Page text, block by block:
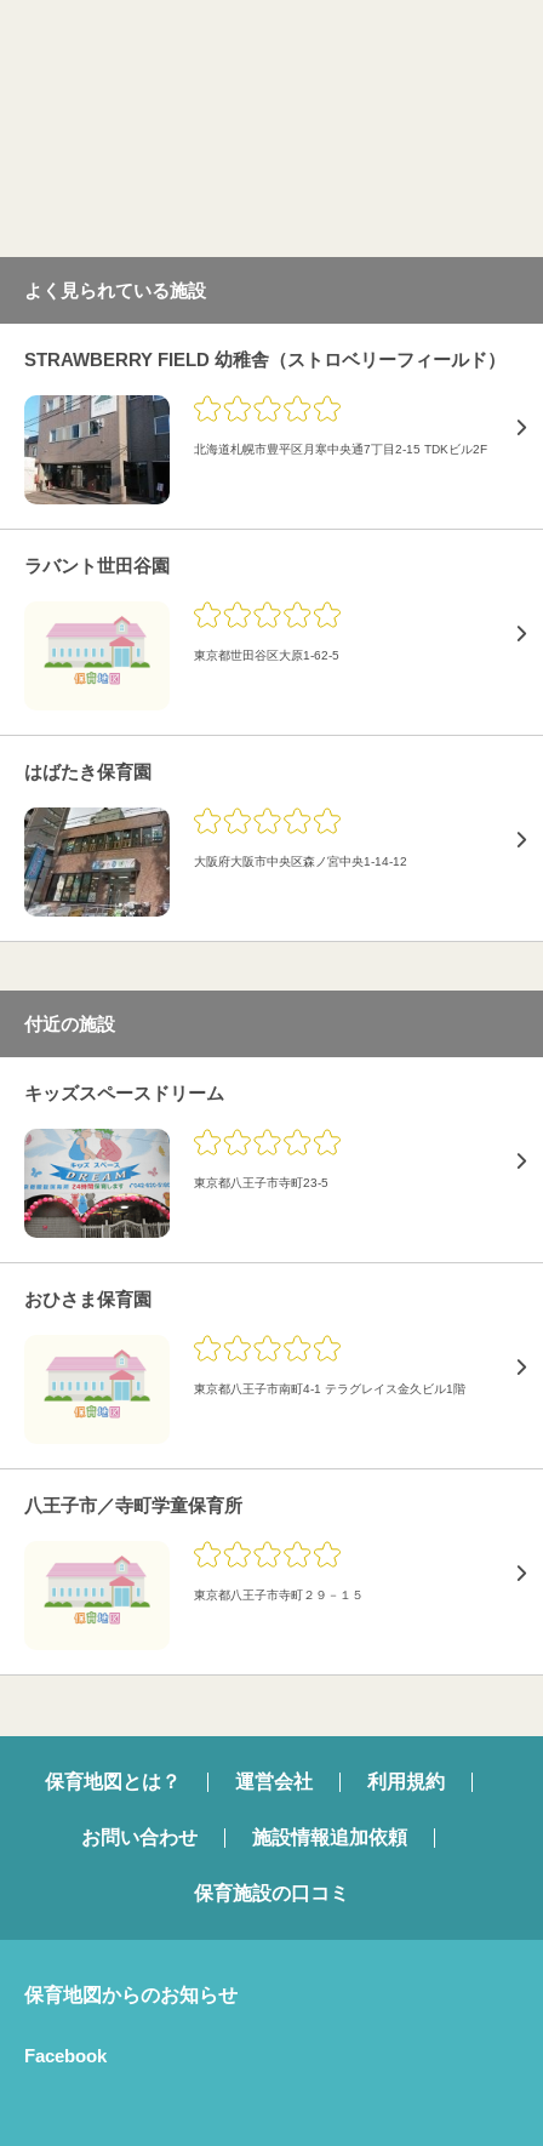
よく見られている施設
STRAWBERRY FIELD 幼稚舎（ストロベリーフィールド）
北海道札幌市豊平区月寒中央通7丁目2-15 TDKビル2F
ラバント世田谷園
東京都世田谷区大原1-62-5
はばたき保育園
大阪府大阪市中央区森ノ宮中央1-14-12
付近の施設
キッズスペースドリーム
東京都八王子市寺町23-5
おひさま保育園
東京都八王子市南町4-1 テラグレイス金久ビル1階
八王子市／寺町学童保育所
東京都八王子市寺町２９－１５
保育地図とは？ 運営会社 利用規約
お問い合わせ 施設情報追加依頼
保育施設の口コミ
保育地図からのお知らせ
Facebook